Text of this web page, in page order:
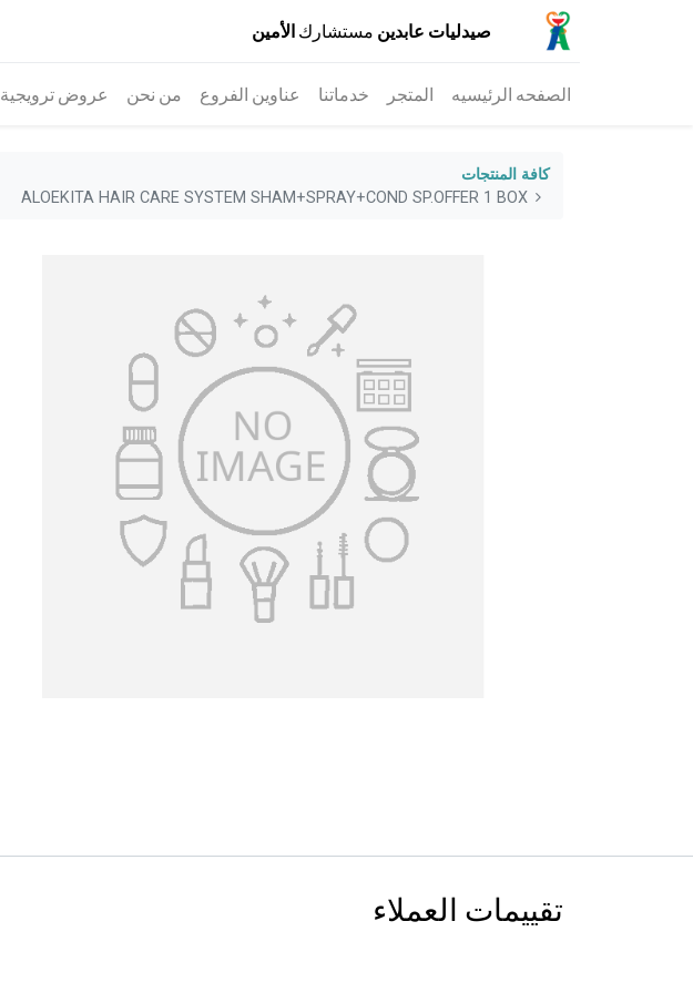
صيدليات عابدين مستشارك الأمين
الصفحه الرئيسيه المتجر خدماتنا عناوين الفروع من نحن عروض ترويجية
كافة المنتجات
ALOEKITA HAIR CARE SYSTEM SHAM+SPRAY+COND SP.OFFER 1 BOX
تقييمات العملاء